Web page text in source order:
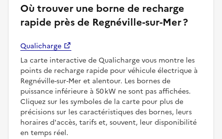
Où trouver une borne de recharge
rapide près de Regnéville-sur-Mer ?
Qualicharge
La carte interactive de Qualicharge vous montre les
points de recharge rapide pour véhicule électrique à
Regnéville-sur-Mer et alentour. Les bornes de
puissance inférieure à 50 kW ne sont pas affichées.
Cliquez sur les symboles de la carte pour plus de
précisions sur les caractéristiques des bornes, leurs
horaires d'accès, tarifs et, souvent, leur disponibilité
en temps réel.